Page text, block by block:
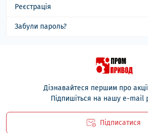
Реєстрація
Забули пароль?
Дізнавайтеся першим про
Підпишіться на нашу e-mail
Підписатися